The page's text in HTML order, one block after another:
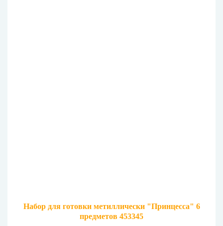
Набор для готовки метиллически "Принцесса" 6
предметов 453345